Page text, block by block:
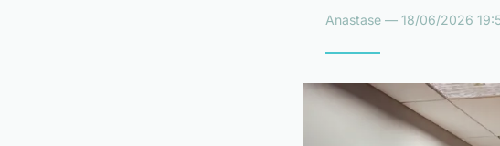
Anastase — 18/06/2026